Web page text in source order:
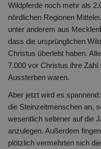
Wildpferde noch mehr als
nördlichen Regionen
unter anderem aus
dass die ursprünglichen
Christus überlebt haben.
7.000 vor Christus ihre
Aussterben waren.
Aber jetzt wird es
die Steinzeitmenschen an,
wesentlich seltener auf die
anzulegen. Außerdem
plötzlich vermehrten sich